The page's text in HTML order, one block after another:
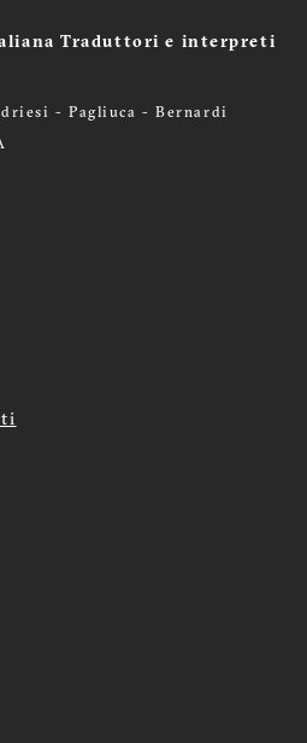
Traduttori e interpreti
- Pagliuca - Bernardi